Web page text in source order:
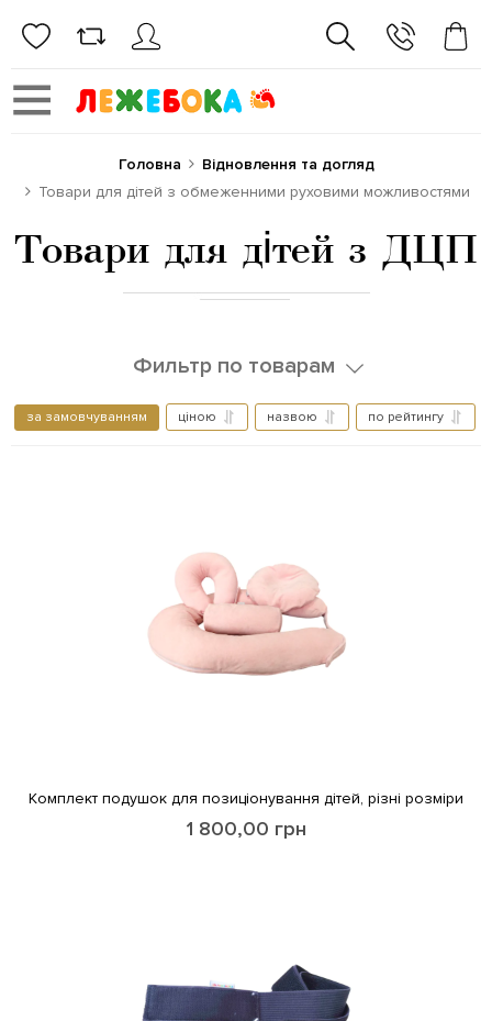
Головна
Відновлення та догляд
Товари для дітей з обмеженними руховими можливостями
Товари для дітей з ДЦП
Фильтр по товарам
за замовчуванням ціною назвою по рейтингу
Комплект подушок для позиціонування дітей, різні розміри
1 800,00 грн